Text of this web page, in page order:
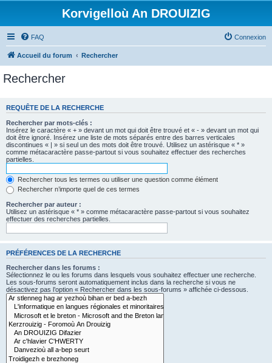
Korvigelloù An DROUIZIG
FAQ Connexion
Accueil du forum Rechercher
Rechercher
REQUÊTE DE LA RECHERCHE
Rechercher par mots-clés :
Insérez le caractère « + » devant un mot qui doit être trouvé et « - » devant un mot qui
doit être ignoré. Insérez une liste de mots séparés entre des barres verticales
discontinues « | » si seul un des mots doit être trouvé. Utilisez un astérisque « * »
comme métacaractère passe-partout si vous souhaitez effectuer des recherches
partielles.
Rechercher tous les termes ou utiliser une question comme élément
Rechercher n’importe quel de ces termes
Rechercher par auteur :
Utilisez un astérisque « * » comme métacaractère passe-partout si vous souhaitez
effectuer des recherches partielles.
PRÉFÉRENCES DE LA RECHERCHE
Rechercher dans les forums :
Sélectionnez le ou les forums dans lesquels vous souhaitez effectuer une recherche.
Les sous-forums seront automatiquement inclus dans la recherche si vous ne
désactivez pas l’option « Rechercher dans les sous-forums » affichée ci-dessous.